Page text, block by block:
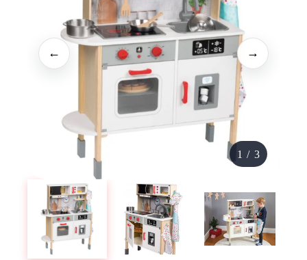
← →
1 / 3